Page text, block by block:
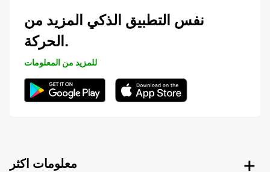
نفس التطبيق الذكي المزيد من
الحركة.
للمزيد من المعلومات
معلومات اكثر